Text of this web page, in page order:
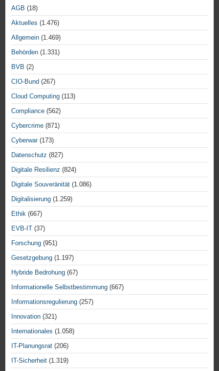
AGB (18)
Aktuelles (1.476)
Allgemein (1.469)
Behörden (1.331)
BVB (2)
CIO-Bund (267)
Cloud Computing (113)
Compliance (562)
Cybercrime (871)
Cyberwar(173)
Datenschutz (827)
Digitale Resilienz (824)
Digitale Souveränität (1.086)
Digitalisierung (1.259)
Ethik (667)
EVB-IT (37)
Forschung (951)
Gesetzgebung (1.197)
Hybride Bedrohung (67)
Informationelle Selbstbestimmung (667)
Informationsregulierung (257)
Innovation (321)
Internationales (1.058)
IT-Planungsrat (206)
IT-Sicherheit (1.319)